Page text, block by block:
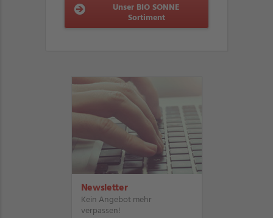
Unser BIO SONNE
Sortiment
Newsletter
Kein Angebot mehr
verpassen!